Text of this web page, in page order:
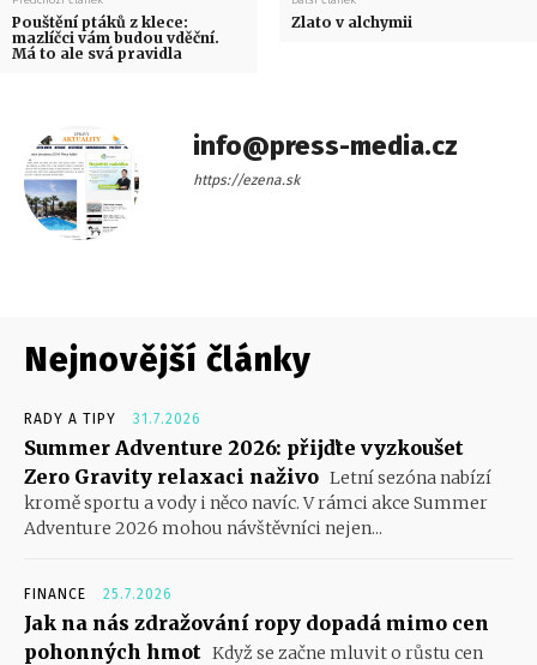
Pouštění ptáků z klece:
mazlíčci vám budou vděční.
Má to ale svá pravidla
Zlato v alchymii
info@press-media.cz
https://ezena.sk
Nejnovější články
RADY A TIPY 31.7.2026
Summer Adventure 2026: přijďte vyzkoušet
Zero Gravity relaxaci naživo Letní sezóna nabízí
kromě sportu a vody i něco navíc. V rámci akce Summer
Adventure 2026 mohou návštěvníci nejen...
FINANCE 25.7.2026
Jak na nás zdražování ropy dopadá mimo cen
pohonných hmot Když se začne mluvit o růstu cen